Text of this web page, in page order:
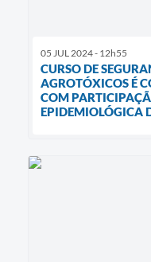
05 JUL 2024 - 12h55
CURSO DE
AGROTÓXICOS É
COM
EPIDEMIOLÓGICA